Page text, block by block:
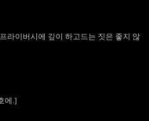
라이버시에 깊이 하고드는 짓은 좋지 않
에.]